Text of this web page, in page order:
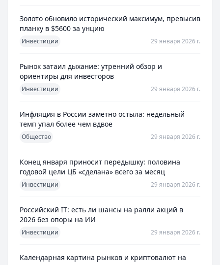
Золото обновило исторический максимум, превысив
планку в $5600 за унцию
Инвестиции 29 января 2026 г.
Рынок затаил дыхание: утренний обзор и
ориентиры для инвесторов
Инвестиции 29 января 2026 г.
Инфляция в России заметно остыла: недельный
темп упал более чем вдвое
Общество 29 января 2026 г.
Конец января приносит передышку: половина
годовой цели ЦБ «сделана» всего за месяц
Инвестиции 29 января 2026 г.
Российский IT: есть ли шансы на ралли акций в
2026 без опоры на ИИ
Инвестиции 29 января 2026 г.
Календарная картина рынков и криптовалют на